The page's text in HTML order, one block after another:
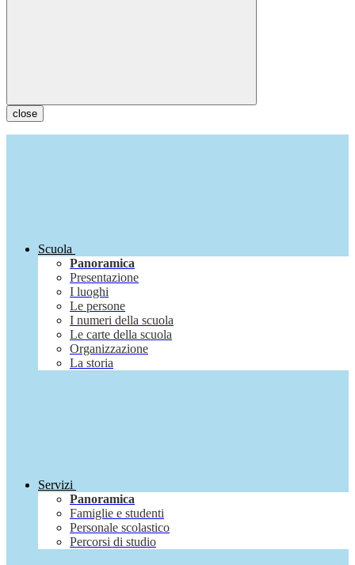
close
Scuola
Panoramica
Presentazione
I luoghi
Le persone
I numeri della scuola
Le carte della scuola
Organizzazione
La storia
Servizi
Panoramica
Famiglie e studenti
Personale scolastico
Percorsi di studio